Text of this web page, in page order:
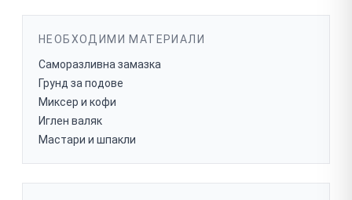
НЕОБХОДИМИ МАТЕРИАЛИ
Саморазливна замазка
Грунд за подове
Миксер и кофи
Иглен валяк
Мастари и шпакли